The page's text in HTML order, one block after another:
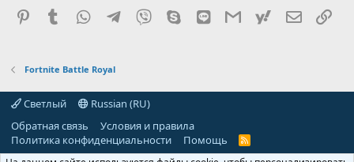
Pinterest
Tumblr WhatsAppTelegram
Viber Skype LineGmailyahoomail
Fortnite Battle Royal
Светлый
Russian (RU)
Обратная связь
Условия и правила
Политика конфиденциальности
Помощь
R